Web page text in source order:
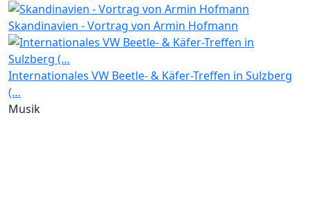
Skandinavien - Vortrag von Armin Hofmann
Internationales VW Beetle- & Käfer-Treffen in Sulzberg
(…
Musik